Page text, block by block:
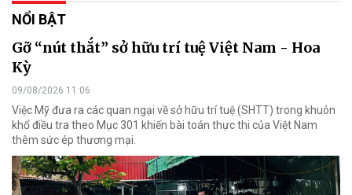
NỔI BẬT
Gỡ “nút thắt” sở hữu trí tuệ Việt Nam - Hoa
Kỳ
09/08/2026 11:06
Việc Mỹ đưa ra các quan ngại về sở hữu trí tuệ (SHTT) trong khuôn
khổ điều tra theo Mục 301 khiến bài toán thực thi của Việt Nam
thêm sức ép thương mại.